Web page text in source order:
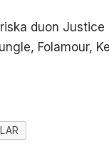
duon
Folamour,